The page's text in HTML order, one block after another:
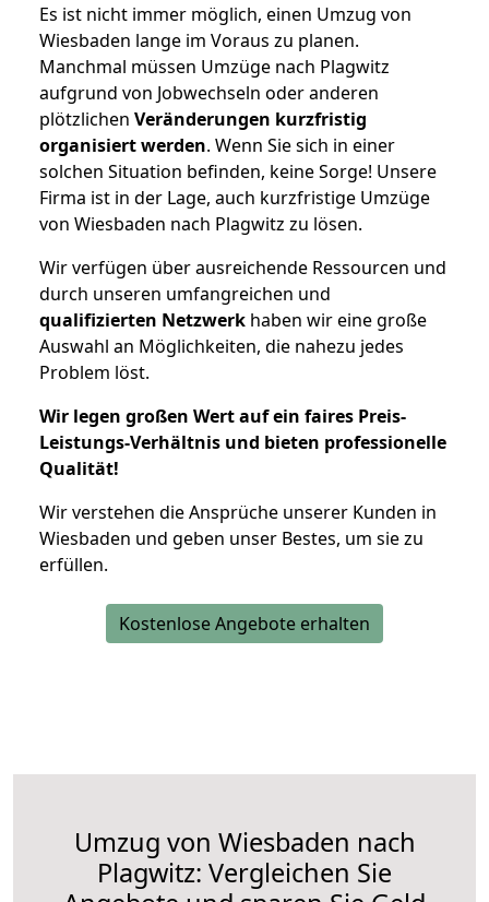
Es ist nicht immer möglich, einen Umzug von
Wiesbaden lange im Voraus zu planen.
Manchmal müssen Umzüge nach Plagwitz
aufgrund von Jobwechseln oder anderen
plötzlichen Veränderungen kurzfristig
organisiert werden. Wenn Sie sich in einer
solchen Situation befinden, keine Sorge! Unsere
Firma ist in der Lage, auch kurzfristige Umzüge
von Wiesbaden nach Plagwitz zu lösen.
Wir verfügen über ausreichende Ressourcen und
durch unseren umfangreichen und
qualifizierten Netzwerk haben wir eine große
Auswahl an Möglichkeiten, die nahezu jedes
Problem löst.
Wir legen großen Wert auf ein faires Preis-
Leistungs-Verhältnis und bieten professionelle
Qualität!
Wir verstehen die Ansprüche unserer Kunden in
Wiesbaden und geben unser Bestes, um sie zu
erfüllen.
Kostenlose Angebote erhalten
Umzug von Wiesbaden nach
Plagwitz: Vergleichen Sie